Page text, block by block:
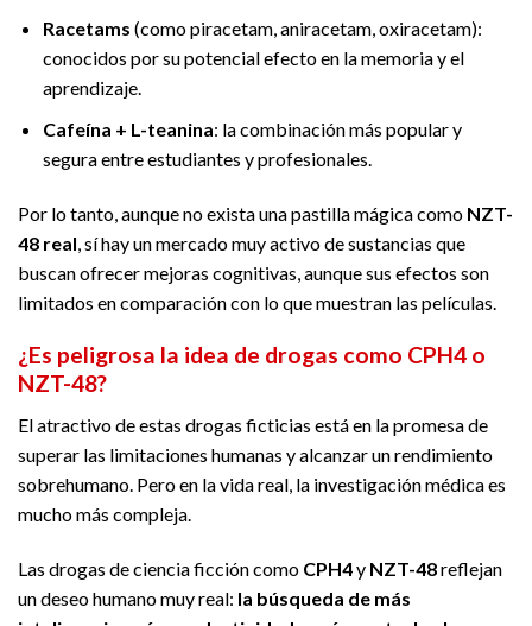
Racetams (como piracetam, aniracetam, oxiracetam):
conocidos por su potencial efecto en la memoria y el
aprendizaje.
Cafeína + L-teanina: la combinación más popular y
segura entre estudiantes y profesionales.
Por lo tanto, aunque no exista una pastilla mágica como NZT-
48 real , sí hay un mercado muy activo de sustancias que
buscan ofrecer mejoras cognitivas, aunque sus efectos son
limitados en comparación con lo que muestran las películas.
¿Es peligrosa la idea de drogas como CPH4 o
NZT-48?
El atractivo de estas drogas ficticias está en la promesa de
superar las limitaciones humanas y alcanzar un rendimiento
sobrehumano. Pero en la vida real, la investigación médica es
mucho más compleja.
Las drogas de ciencia ficción como CPH4y NZT-48reflejan
un deseo humano muy real: la búsqueda de más